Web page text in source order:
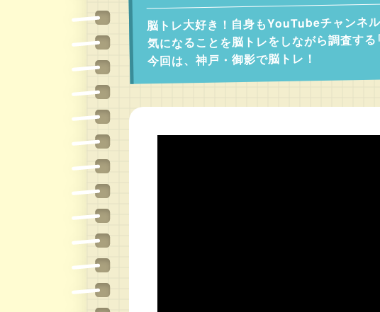
脳トレ大好き！自身もYouTubeチャンネ
気になることを脳トレをしながら調査する
今回は、神戸・御影で脳トレ！